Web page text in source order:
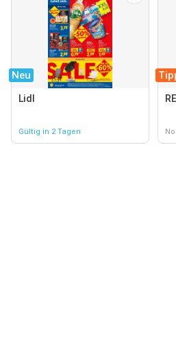
Neu
Lidl
Gültig in 2 Tagen